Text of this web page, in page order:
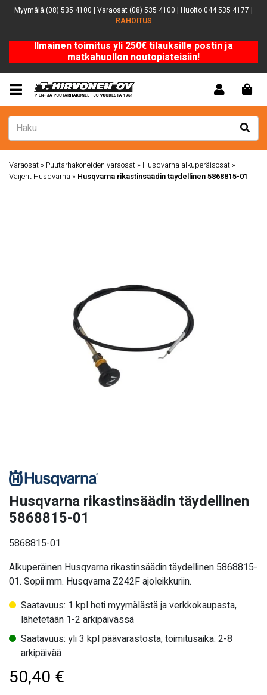
Myymälä (08) 535 4100 | Varaosat (08) 535 4100 | Huolto 044 535 4177 |
RAHOITUS
Ilmainen toimitus yli 250€ tilauksille postin ja
matkahuollon noutopisteisiin!
Varaosat » Puutarhakoneiden varaosat » Husqvarna alkuperäisosat »
Vaijerit Husqvarna » Husqvarna rikastinsäädin täydellinen 5868815-01
Husqvarna rikastinsäädin täydellinen
5868815-01
5868815-01
Alkuperäinen Husqvarna rikastinsäädin täydellinen 5868815-
01. Sopii mm. Husqvarna Z242F ajoleikkuriin.
Saatavuus: 1 kpl heti myymälästä ja verkkokaupasta,
lähetetään 1-2 arkipäivässä
Saatavuus: yli 3 kpl päävarastosta, toimitusaika: 2-8
arkipäivää
50,40 €